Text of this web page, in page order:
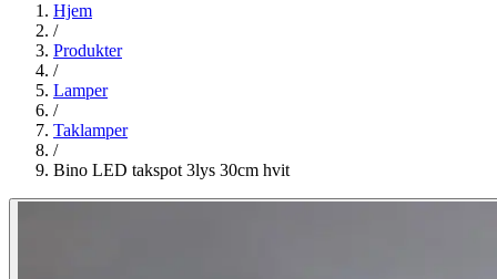
Hjem
/
Produkter
/
Lamper
/
Taklamper
/
Bino LED takspot 3lys 30cm hvit